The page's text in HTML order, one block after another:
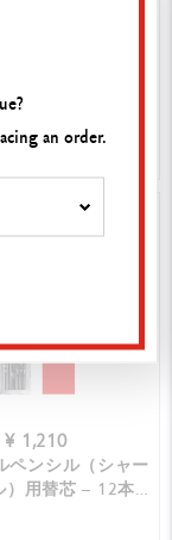
マイズ可能
ライン 蛍光イエ
トへ入れる
¥ 1,210
ペンシル（シャー
）用替芯 – 12本入
an order.